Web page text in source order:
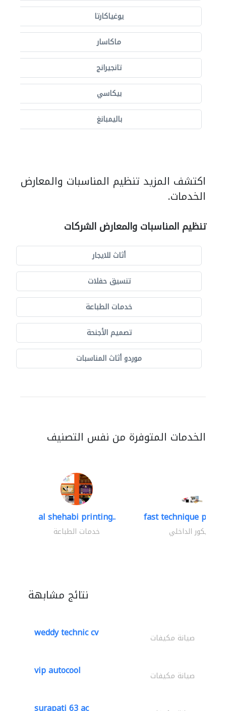
يوغياكارتا
ماكاسار
تانجيرانج
بيكاسي
باليمبانغ
اكتشف المزيد تنظيم المناسبات والمعارض
الخدمات.
تنظيم المناسبات والمعارض الشركات
أثاث للايجار
تنسيق حفلات
خدمات الطباعة
تصميم الأجنحة
موردو أثاث المناسبات
الخدمات المتوفرة من نفس التصنيف
al shehabi printing..
خدمات الطباعة
fast technique pre-
الديكور الداخلي
نتائج مشابهة
weddy technic cv صيانة مكيفات
vip autocool صيانة مكيفات